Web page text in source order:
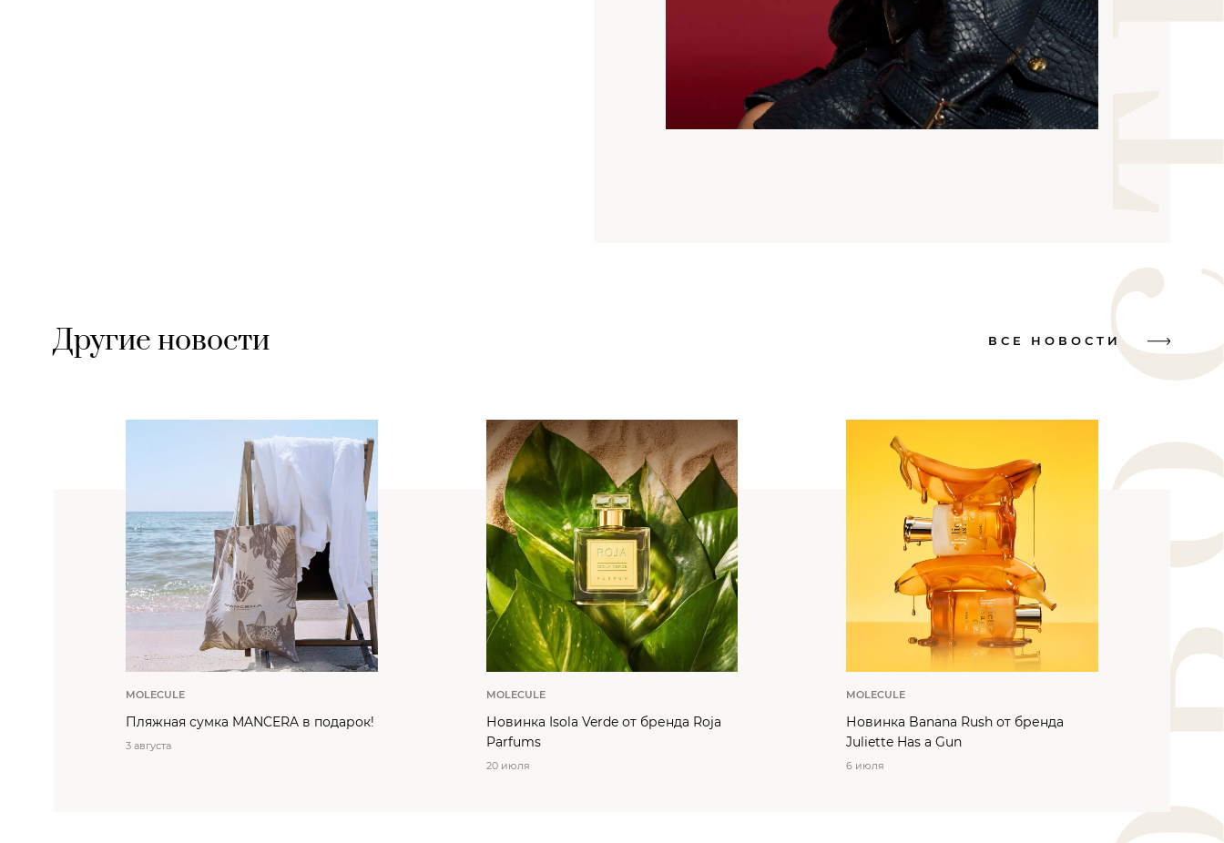
Другие новости ВСЕ НОВОСТИ
MOLECULE
Пляжная сумка MANCERA в подарок!
3 августа
MOLECULE
Новинка Isola Verde от бренда Roja
Parfums
20 июля
MOLECULE
Новинка Banana Rush от бренда
Juliette Has a Gun
6 июля